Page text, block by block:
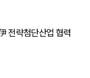
전략첨단산업 협력